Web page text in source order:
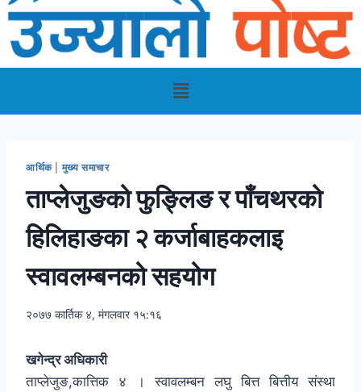
आर्थिक| मुख्य समाचार
ताप्लेजुङको फुङ्लिङ र पाँचथरको
हिलिहाङका २ कर्जाबाहकलाइ
स्वावलम्बनको सहयोग
२०७७ कार्तिक ४, मंगलवार १५:१६
खगेन्द्र अधिकारी
ताप्लेजुङ,कात्तिक ४ । स्वावलम्बन लघु बित्त बित्तीय संस्था